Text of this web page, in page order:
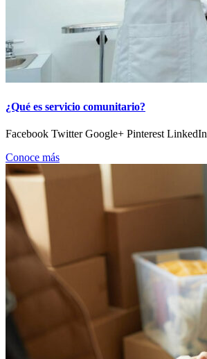
¿Qué es servicio comunitario?
Facebook Twitter Google+ Pinterest LinkedIn
Conoce más